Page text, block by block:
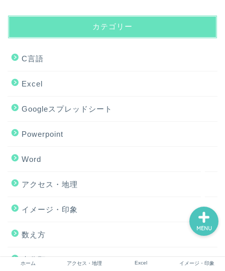
カテゴリー
C言語
Excel
Googleスプレッドシート
Powerpoint
Word
アクセス・地理
イメージ・印象
数え方
未分類
ホーム アクセス・地理 Excel イメージ・印象
MENU